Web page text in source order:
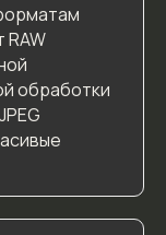
обработки